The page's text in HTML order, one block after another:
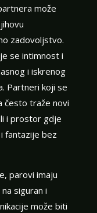
može
zadovoljstvo.
se intimnost i
i iskrenog
Partneri koji se
često traže novi
i prostor gdje
fantazije bez
parovi imaju
siguran i
može biti